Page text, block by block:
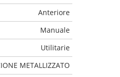
Anteriore
Manuale
Utilitarie
METALLIZZATO